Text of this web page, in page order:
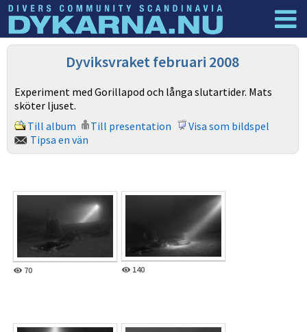
DyknyheterDyviksvraket februari 2008
Experiment med Gorillapod och långa slutartider. Mats
sköter ljuset.
Till album
Till presentation
Visa som bildspel
Tipsa en vän
70 140